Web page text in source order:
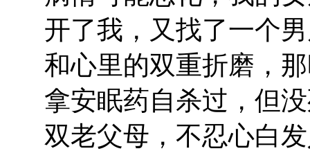
开了我，又找了一个
和心里的双重折磨，
拿安眠药自杀过，但
双老父母，不忍心白